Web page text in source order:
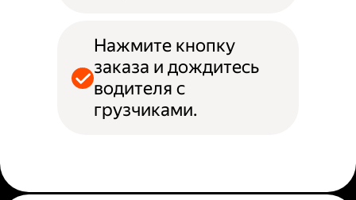
Нажмите кнопку
заказа и дождитесь
водителя с
грузчиками.